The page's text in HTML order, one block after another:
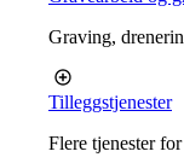
Graving,
Tilleggstjenester
Flere tjenester